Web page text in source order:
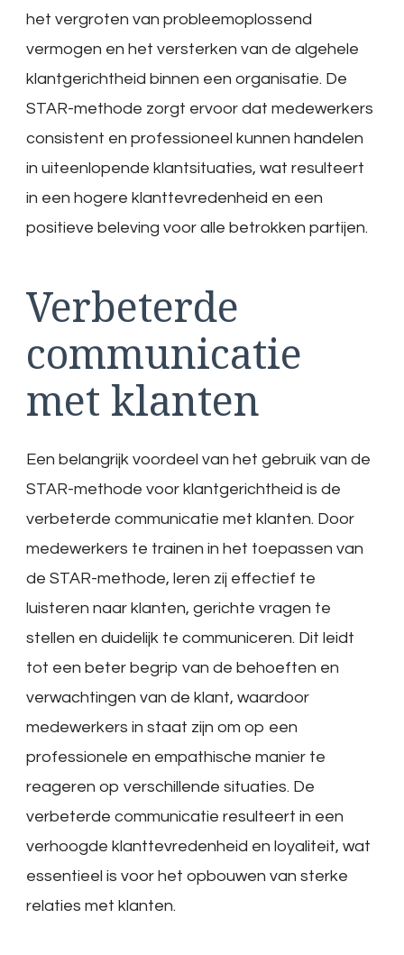
het vergroten van probleemoplossend
vermogen en het versterken van de algehele
klantgerichtheid binnen een organisatie. De
STAR-methode zorgt ervoor dat medewerkers
consistent en professioneel kunnen handelen
in uiteenlopende klantsituaties, wat resulteert
in een hogere klanttevredenheid en een
positieve beleving voor alle betrokken partijen.
Verbeterde
communicatie
met klanten
Een belangrijk voordeel van het gebruik van de
STAR-methode voor klantgerichtheid is de
verbeterde communicatie met klanten. Door
medewerkers te trainen in het toepassen van
de STAR-methode, leren zij effectief te
luisteren naar klanten, gerichte vragen te
stellen en duidelijk te communiceren. Dit leidt
tot een beter begrip van de behoeften en
verwachtingen van de klant, waardoor
medewerkers in staat zijn om op een
professionele en empathische manier te
reageren op verschillende situaties. De
verbeterde communicatie resulteert in een
verhoogde klanttevredenheid en loyaliteit, wat
essentieel is voor het opbouwen van sterke
relaties met klanten.